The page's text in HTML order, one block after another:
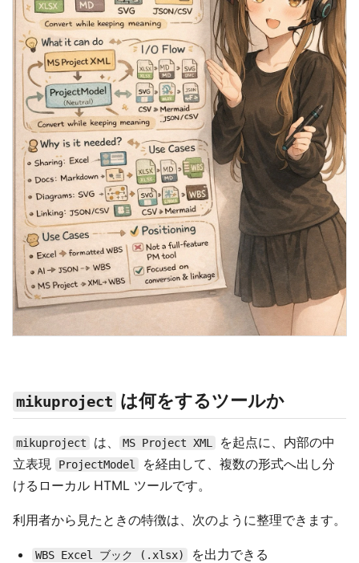
mikuproject は何をするツールか
mikuproject は、 MS Project XML
を起点に、内部の中
立表現
ProjectModel
を経由して、複数の形式へ出し分
けるローカル HTML ツールです。
利用者から見たときの特徴は、次のように整理できます。
WBS Excel ブック (.xlsx) を出力できる